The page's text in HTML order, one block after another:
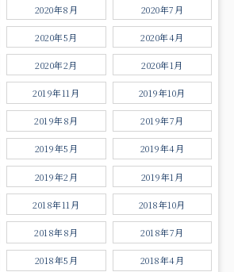
2020年8月 2020年7月
2020年5月 2020年4月
2020年2月 2020年1月
2019年11月 2019年10月
2019年8月 2019年7月
2019年5月 2019年4月
2019年2月 2019年1月
2018年11月 2018年10月
2018年8月 2018年7月
2018年5月 2018年4月